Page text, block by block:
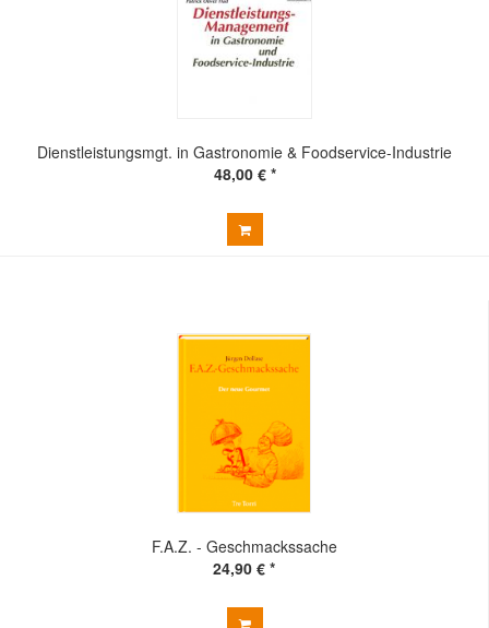
Dienstleistungsmgt. in Gastronomie & Foodservice-Industrie
48,00 € *
F.A.Z. - Geschmackssache
24,90 € *